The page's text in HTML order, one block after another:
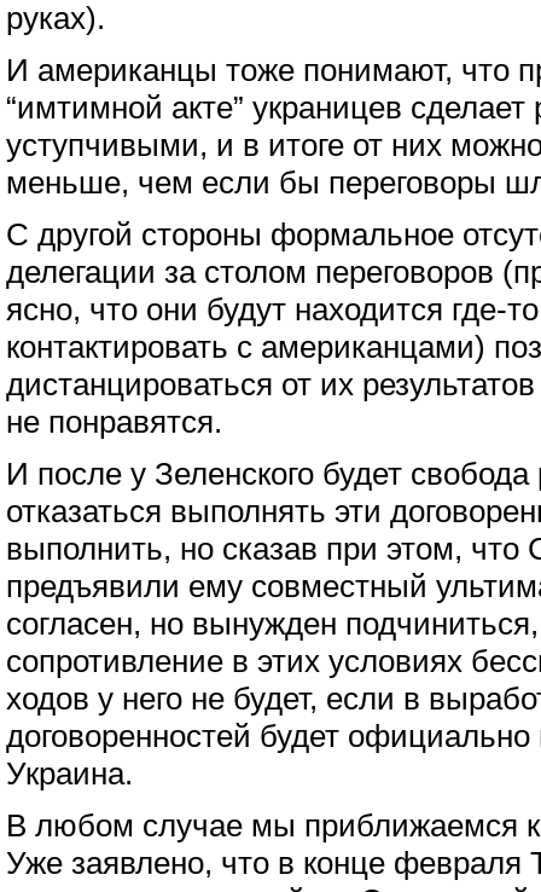
руках).
И американцы тоже понимают, что
“имтимной акте” украницев
уступчивыми, и в итоге от них
меньше, чем если бы переговоры
С другой стороны формальное
делегации за столом переговоров
ясно, что они будут находится где-
контактировать с американцами)
дистанцироваться от их
не понравятся.
И после у Зеленского будет
отказаться выполнять эти
выполнить, но сказав при этом,
предъявили ему совместный
согласен, но вынужден подчиниться,
сопротивление в этих условиях
ходов у него не будет, если в
договоренностей будет
Украина.
В любом случае мы приближаемся к
Уже заявлено, что в конце февраля